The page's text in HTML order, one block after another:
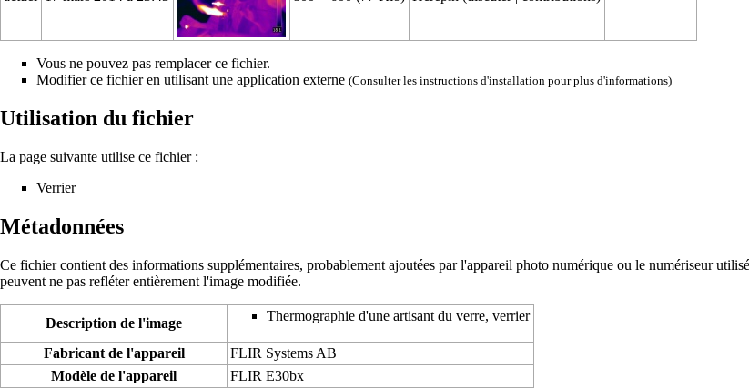
Vous ne pouvez pas remplacer ce fichier.
Modifier ce fichier en utilisant une application externe (Consulterles instructions d'installation pour plus d'informations)
Utilisation du fichier
La page suivante utilise ce fichier :
Verrier
Métadonnées
Ce fichier contient des informations supplémentaires, probablement ajoutées par l'appareil photo numérique ou le numériseur
peuvent ne pas refléter entièrement l'image modifiée.
Description de l'image Thermographie d'une artisant du verre, verrier
Fabricant de l'appareil
FLIR Systems AB
Modèle de l'appareil
FLIR E30bx